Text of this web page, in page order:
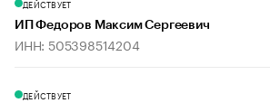
ДЕЙСТВУЕТ
ИП Федоров Максим Сергеевич
ИНН: 505398514204
ДЕЙСТВУЕТ